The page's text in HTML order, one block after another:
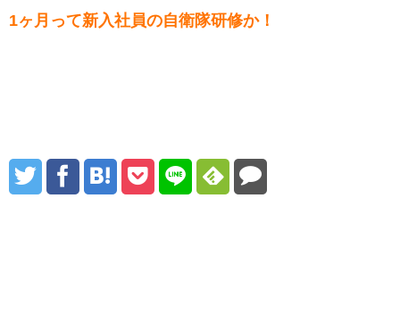
1ヶ月って新入社員の自衛隊研修か！